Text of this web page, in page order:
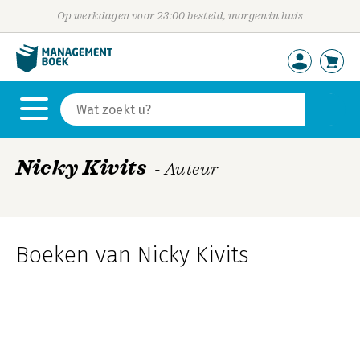
Op werkdagen voor 23:00 besteld, morgen in huis
Nicky Kivits - Auteur
Boeken van Nicky Kivits